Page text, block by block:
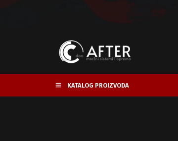
KATALOG PROIZVODA